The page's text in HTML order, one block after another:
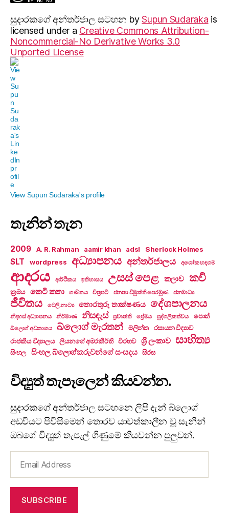
සුදාරක‍ගේ අන්තර්ජාල සටහන bySupun Sudaraka is
licensed under a Creative Commons Attribution-
Noncommercial-No Derivative Works 3.0
Unported License
View Supun Sudaraka's profile
තැනින් තැන
2009 A. R. Rahman aamir khan adsl Sherlock Holmes
SLT wordpress අධ්‍යාපනය අන්තර්ජාලය අශෝක හඳගම
ආදරය ආර්ථිකය ඉතිහාසය උසස් පෙළ කලාව කවි
ක්‍රමය කෙටි කතා ගණිතය චිත්‍රපටි ජනතා විමුක්ති පෙරමුණ ජනමාධ්‍ය
ජීවිතය ටෙලි නාට්‍ය තොරතුරු තාක්ෂණය දේශපාලනය
නිදහස් අධ්‍යාපනය නිර්මාණ නිසඳැස් ප්‍රවෘත්ති ප්‍රේමය පුද්ගලිකත්වය පොත්
බ්ලොග් අවකාශය බ්ලොග් මැරතන් මලින්ත
රසායන විද්‍යාව
රාජකීය විද්‍යාලය
ලියනගේ අමරකීර්ති විරහව ශ්‍රී ලංකාව සාහිත්‍ය
සිංහල සිංහල බ්ලොග්කරුවන්ගේ සංසදය සිරස
විද්‍යුත් තැපෑලෙන් කියවන්න.
සුදාරකගේ අන්තර්ජාල සටහනෙ ලිපි දැන් බ්ලොග්
අඩවියට පිවිසීමෙන් තොරව යාවත්කාලීන වූ සැනින්
ඔබගේ විද්‍යුත් තැපැල් ගිණුමේ කියවන්න පුලුවන්.
Address
SUBSCRIBE